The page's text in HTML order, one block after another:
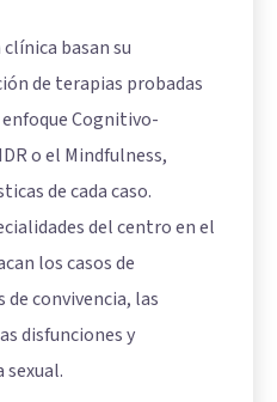
basan su
de terapias probadas
Cognitivo-
o el Mindfulness,
de cada caso.
del centro en el
los casos de
convivencia, las
disfunciones y